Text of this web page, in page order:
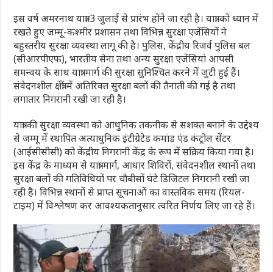
इस वर्ष अमरनाथ यात्रा 3 जुलाई से प्रारंभ होने जा रही है। यात्रा को ध्यान में
रखते हुए जम्मू-कश्मीर प्रशासन तथा विभिन्न सुरक्षा एजेंसियों ने
बहुस्तरीय सुरक्षा व्यवस्था लागू की है। पुलिस, केंद्रीय रिजर्व पुलिस बल
(सीआरपीएफ), भारतीय सेना तथा अन्य सुरक्षा एजेंसियां आपसी
समन्वय के साथ यात्रा मार्ग की सुरक्षा सुनिश्चित करने में जुटी हुई हैं।
संवेदनशील क्षेत्रों में अतिरिक्त सुरक्षा बलों की तैनाती की गई है तथा
लगातार निगरानी रखी जा रही है।
यात्रा की सुरक्षा व्यवस्था को आधुनिक तकनीक से सशक्त बनाने के उद्देश्य
से जम्मू में स्थापित अत्याधुनिक इंटीग्रेटेड कमांड एंड कंट्रोल सेंटर
(आईसीसीसी) को केंद्रीय निगरानी केंद्र के रूप में सक्रिय किया गया है।
इस केंद्र के माध्यम से यात्रा मार्ग, आधार शिविरों, संवेदनशील स्थानों तथा
सुरक्षा बलों की गतिविधियों पर चौबीसों घंटे डिजिटल निगरानी रखी जा
रही है। विभिन्न स्थानों से प्राप्त सूचनाओं का वास्तविक समय (रियल-
टाइम) में विश्लेषण कर आवश्यकतानुसार त्वरित निर्णय लिए जा रहे हैं।